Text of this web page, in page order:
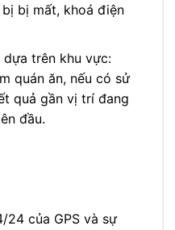
bị mất, khoá điện
trên khu vực:
quán ăn, nếu có sử
quả gần vị trí đang
đầu.
24 của GPS và sự